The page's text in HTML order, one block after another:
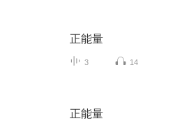
正能量
3 14
正能量